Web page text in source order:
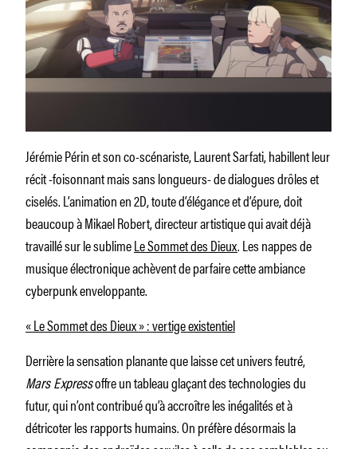
Jérémie Périn et son co-scénariste, Laurent Sarfati, habillent leur
récit -foisonnant mais sans longueurs- de dialogues drôles et
ciselés. L’animation en 2D, toute d’élégance et d’épure, doit
beaucoup à Mikael Robert, directeur artistique qui avait déjà
travaillé sur le sublimeLe Sommet des Dieux. Les nappes de
musique électronique achèvent de parfaire cette ambiance
cyberpunk enveloppante.
« Le Sommet des Dieux » : vertige existentiel
Derrière la sensation planante que laisse cet univers feutré,
Mars Expressoffre un tableau glaçant des technologies du
futur, qui n’ont contribué qu’à accroître les inégalités et à
détricoter les rapports humains. On préfère désormais la